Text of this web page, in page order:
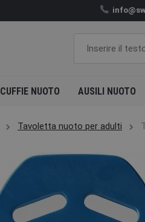
CUFFIE NUOTO AUSILI NUOTO
Tavoletta nuoto per adulti